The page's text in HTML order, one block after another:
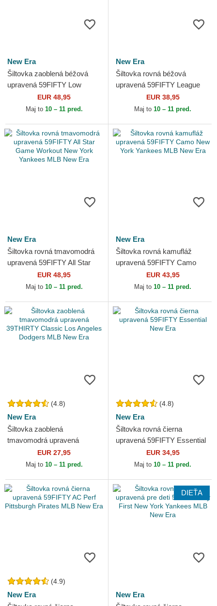
New Era
Šiltovka zaoblená béžová
upravená 59FIFTY Low
Profile Precurved Coops
New York Yankees MLB
EUR 48,95
Maj to 10 – 11 pred.
New Era
Šiltovka rovná béžová
upravená 59FIFTY League
Essential New York Yankees
MLB New Era
EUR 38,95
Maj to 10 – 11 pred.
New Era
Šiltovka rovná tmavomodrá
upravená 59FIFTY All Star
Game Workout New York
Yankees MLB New Era
EUR 48,95
Maj to 10 – 11 pred.
New Era
Šiltovka rovná kamufláž
upravená 59FIFTY Camo
New York Yankees MLB New
EUR 43,95
Maj to 10 – 11 pred.
(4.8)
New Era
Šiltovka zaoblená
tmavomodrá upravená
39THIRTY Classic Los
Angeles Dodgers MLB New
EUR 27,95
Maj to 10 – 11 pred.
(4.8)
New Era
Šiltovka rovná čierna
upravená 59FIFTY Essential
EUR 34,95
Maj to 10 – 11 pred.
(4.9)
New Era
DIEŤA
New Era